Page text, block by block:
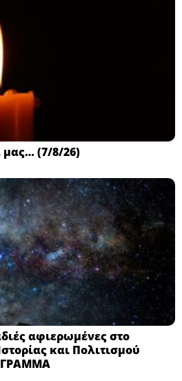
(7/8/26)
αφιερωμένες στο
και Πολιτισμού